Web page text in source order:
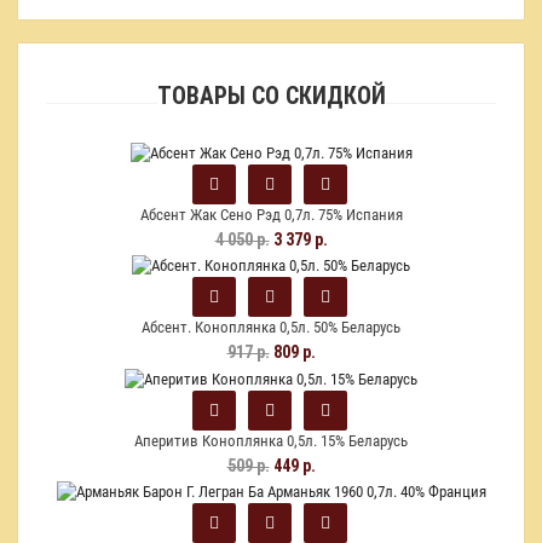
ТОВАРЫ СО СКИДКОЙ
Абсент Жак Сено Рэд 0,7л. 75% Испания
4 050 р.3 379 р.
Абсент. Коноплянка 0,5л. 50% Беларусь
917 р.809 р.
Аперитив Коноплянка 0,5л. 15% Беларусь
509 р.449 р.